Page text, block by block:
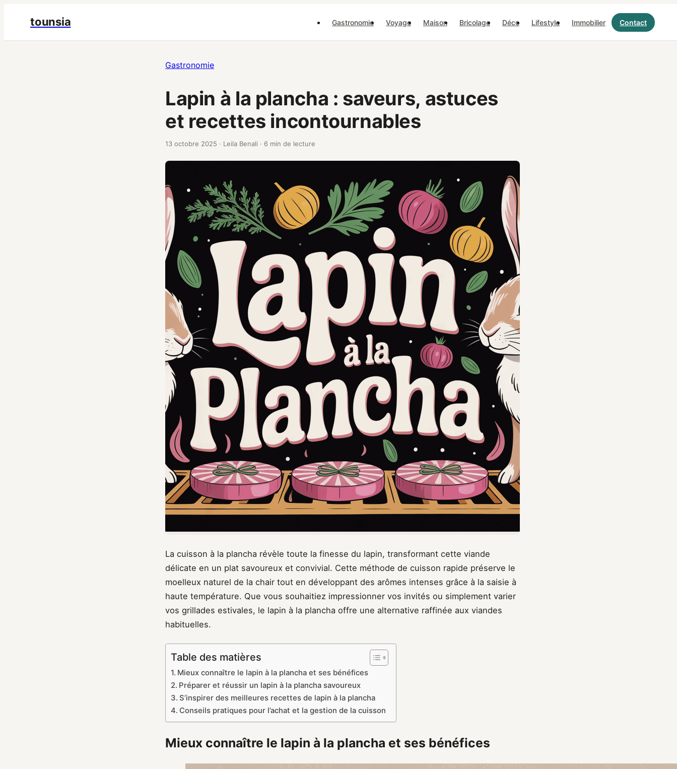
tounsia Gastronomie Voyage Maison Bricolage Déco Lifestyle Immobilier Contact
Gastronomie
Lapin à la plancha : saveurs, astuces
et recettes incontournables
13 octobre 2025 · Leila Benali · 6 min de lecture
La cuisson à la plancha révèle toute la finesse du lapin, transformant cette viande
délicate en un plat savoureux et convivial. Cette méthode de cuisson rapide préserve le
moelleux naturel de la chair tout en développant des arômes intenses grâce à la saisie à
haute température. Que vous souhaitiez impressionner vos invités ou simplement varier
vos grillades estivales, le lapin à la plancha offre une alternative raffinée aux viandes
habituelles.
Table des matières
Mieux connaître le lapin à la plancha et ses bénéfices
Préparer et réussir un lapin à la plancha savoureux
S’inspirer des meilleures recettes de lapin à la plancha
Conseils pratiques pour l’achat et la gestion de la cuisson
Mieux connaître le lapin à la plancha et ses bénéfices